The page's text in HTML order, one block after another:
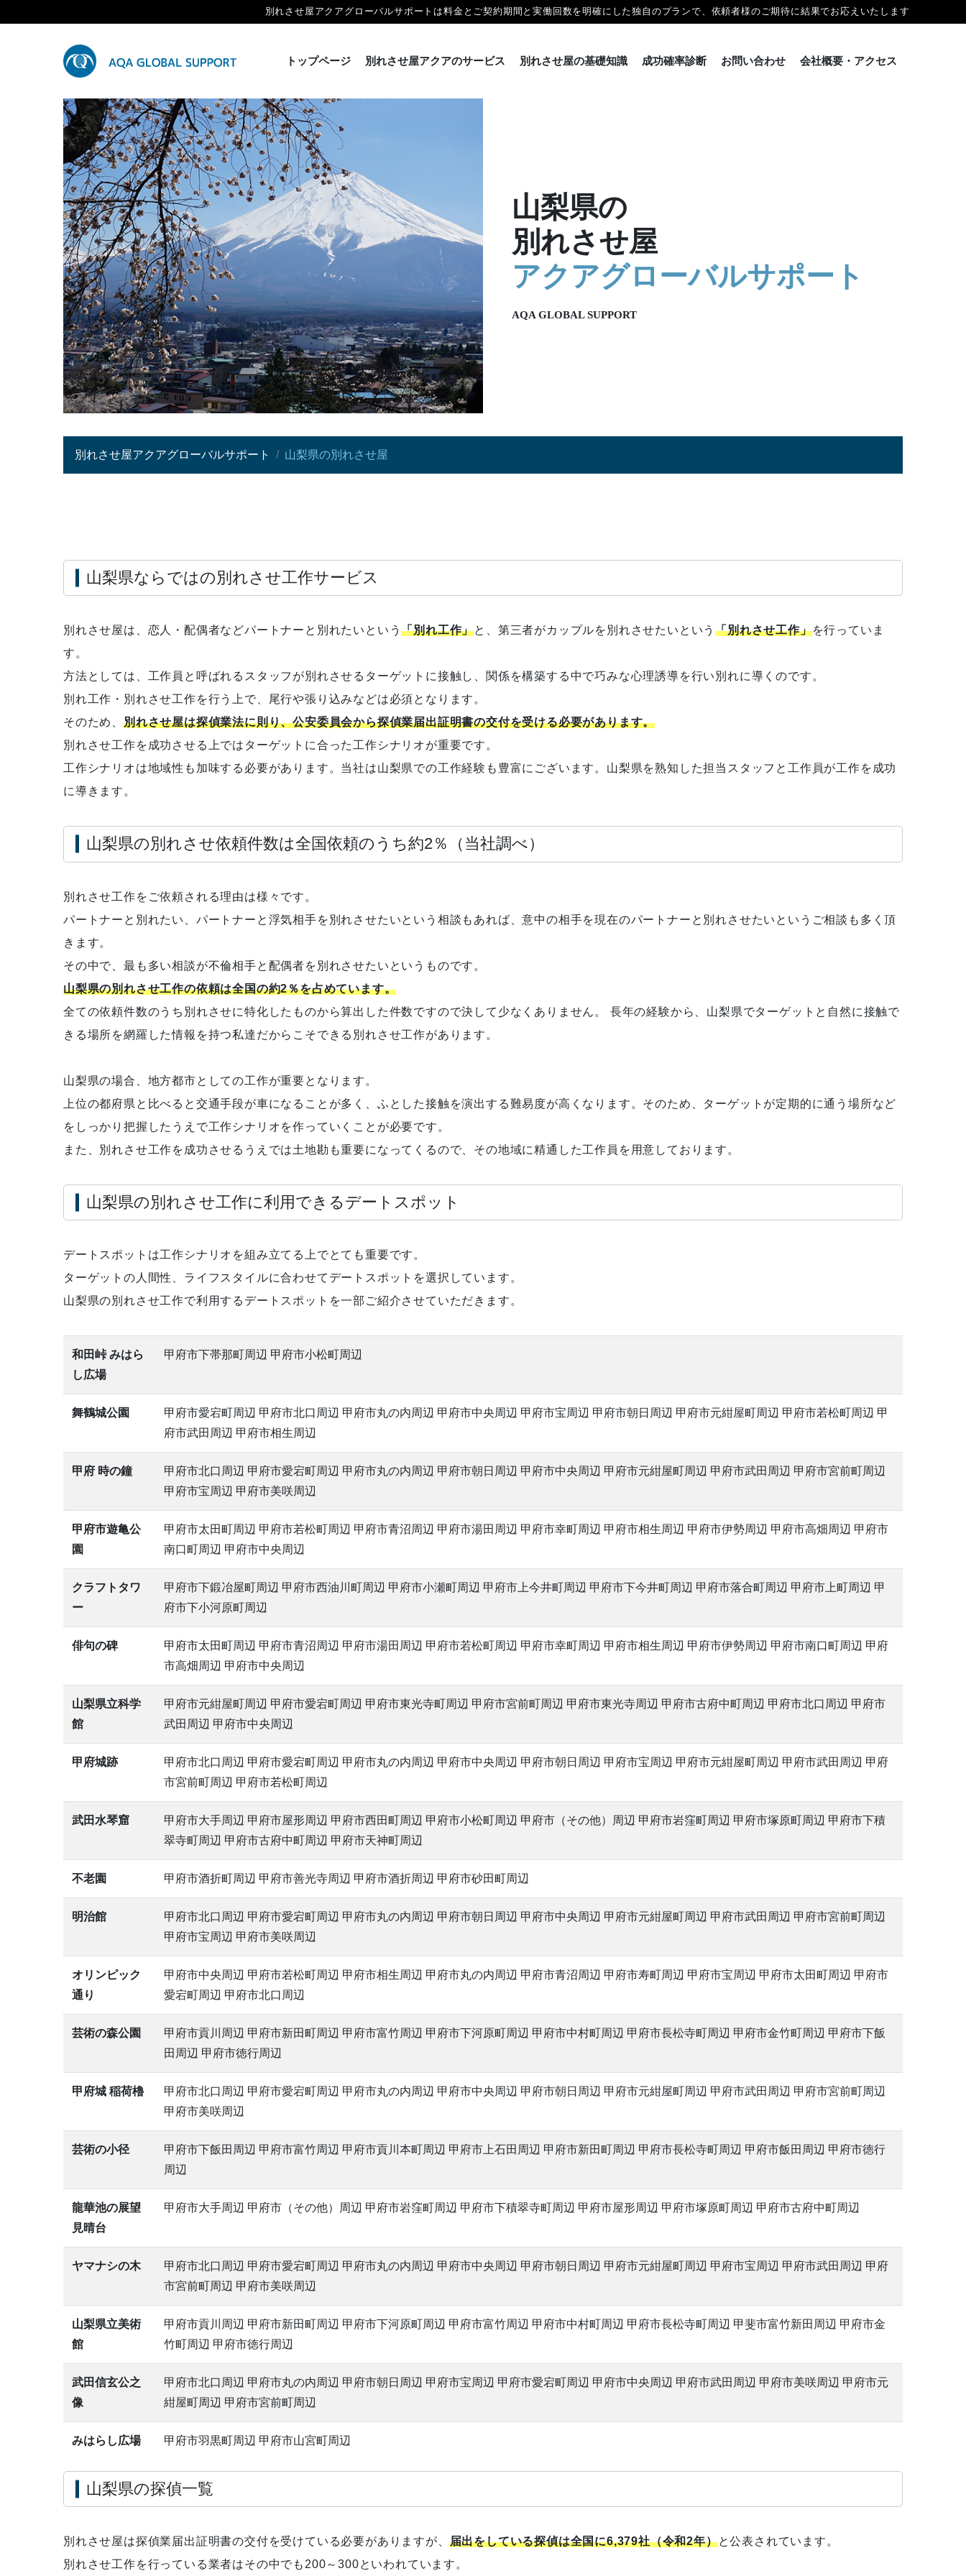
別れさせ屋アクアグローバルサポートは料金とご契約期間と実働回数を明確にした独自のプランで、依頼者様のご期待に結果でお応えいたします
トップページ 別れさせ屋アクアのサービス 別れさせ屋の基礎知識 成功確率診断 お問い合わせ 会社概要・アクセス
山梨県の
別れさせ屋
アクアグローバルサポート
AQA GLOBAL SUPPORT
別れさせ屋アクアグローバルサポート 山梨県の別れさせ屋
山梨県ならではの別れさせ工作サービス
別れさせ屋は、恋人・配偶者などパートナーと別れたいという「別れ工作」と、第三者がカップルを別れさせたいという「別れさせ工作」を行っていま
す。
方法としては、工作員と呼ばれるスタッフが別れさせるターゲットに接触し、関係を構築する中で巧みな心理誘導を行い別れに導くのです。
別れ工作・別れさせ工作を行う上で、尾行や張り込みなどは必須となります。
そのため、 別れさせ屋は探偵業法に則り、公安委員会から探偵業届出証明書の交付を受ける必要があります。
別れさせ工作を成功させる上ではターゲットに合った工作シナリオが重要です。
工作シナリオは地域性も加味する必要があります。当社は山梨県での工作経験も豊富にございます。山梨県を熟知した担当スタッフと工作員が工作を成功
に導きます。
山梨県の別れさせ依頼件数は全国依頼のうち約2％（当社調べ）
別れさせ工作をご依頼される理由は様々です。
パートナーと別れたい、パートナーと浮気相手を別れさせたいという相談もあれば、意中の相手を現在のパートナーと別れさせたいというご相談も多く頂
きます。
その中で、最も多い相談が不倫相手と配偶者を別れさせたいというものです。
山梨県の別れさせ工作の依頼は全国の約2％を占めています。
全ての依頼件数のうち別れさせに特化したものから算出した件数ですので決して少なくありません。 長年の経験から、山梨県でターゲットと自然に接触で
きる場所を網羅した情報を持つ私達だからこそできる別れさせ工作があります。
山梨県の場合、地方都市としての工作が重要となります。
上位の都府県と比べると交通手段が車になることが多く、ふとした接触を演出する難易度が高くなります。そのため、ターゲットが定期的に通う場所など
をしっかり把握したうえで工作シナリオを作っていくことが必要です。
また、別れさせ工作を成功させるうえでは土地勘も重要になってくるので、その地域に精通した工作員を用意しております。
山梨県の別れさせ工作に利用できるデートスポット
デートスポットは工作シナリオを組み立てる上でとても重要です。
ターゲットの人間性、ライフスタイルに合わせてデートスポットを選択しています。
山梨県の別れさせ工作で利用するデートスポットを一部ご紹介させていただきます。
和田峠 みはら
し広場
甲府市下帯那町周辺 甲府市小松町周辺
舞鶴城公園
甲府市愛宕町周辺 甲府市北口周辺 甲府市丸の内周辺 甲府市中央周辺 甲府市宝周辺 甲府市朝日周辺 甲府市元紺屋町周辺 甲府市若松町周辺 甲
府市武田周辺 甲府市相生周辺
甲府 時の鐘
甲府市北口周辺 甲府市愛宕町周辺 甲府市丸の内周辺 甲府市朝日周辺 甲府市中央周辺 甲府市元紺屋町周辺 甲府市武田周辺 甲府市宮前町周辺
甲府市宝周辺 甲府市美咲周辺
甲府市遊亀公
園
甲府市太田町周辺 甲府市若松町周辺 甲府市青沼周辺 甲府市湯田周辺 甲府市幸町周辺 甲府市相生周辺 甲府市伊勢周辺 甲府市高畑周辺 甲府市
南口町周辺 甲府市中央周辺
クラフトタワ
ー
甲府市下鍛冶屋町周辺 甲府市西油川町周辺 甲府市小瀬町周辺 甲府市上今井町周辺 甲府市下今井町周辺 甲府市落合町周辺 甲府市上町周辺 甲
府市下小河原町周辺
俳句の碑
甲府市太田町周辺 甲府市青沼周辺 甲府市湯田周辺 甲府市若松町周辺 甲府市幸町周辺 甲府市相生周辺 甲府市伊勢周辺 甲府市南口町周辺 甲府
市高畑周辺 甲府市中央周辺
山梨県立科学
館
甲府市元紺屋町周辺 甲府市愛宕町周辺 甲府市東光寺町周辺 甲府市宮前町周辺 甲府市東光寺周辺 甲府市古府中町周辺 甲府市北口周辺 甲府市
武田周辺 甲府市中央周辺
甲府城跡
甲府市北口周辺 甲府市愛宕町周辺 甲府市丸の内周辺 甲府市中央周辺 甲府市朝日周辺 甲府市宝周辺 甲府市元紺屋町周辺 甲府市武田周辺 甲府
市宮前町周辺 甲府市若松町周辺
武田水琴窟
甲府市大手周辺 甲府市屋形周辺 甲府市西田町周辺 甲府市小松町周辺 甲府市（その他）周辺 甲府市岩窪町周辺 甲府市塚原町周辺 甲府市下積
翠寺町周辺 甲府市古府中町周辺 甲府市天神町周辺
不老園 甲府市酒折町周辺 甲府市善光寺周辺 甲府市酒折周辺 甲府市砂田町周辺
明治館
甲府市北口周辺 甲府市愛宕町周辺 甲府市丸の内周辺 甲府市朝日周辺 甲府市中央周辺 甲府市元紺屋町周辺 甲府市武田周辺 甲府市宮前町周辺
甲府市宝周辺 甲府市美咲周辺
オリンピック
通り
甲府市中央周辺 甲府市若松町周辺 甲府市相生周辺 甲府市丸の内周辺 甲府市青沼周辺 甲府市寿町周辺 甲府市宝周辺 甲府市太田町周辺 甲府市
愛宕町周辺 甲府市北口周辺
芸術の森公園
甲府市貢川周辺 甲府市新田町周辺 甲府市富竹周辺 甲府市下河原町周辺 甲府市中村町周辺 甲府市長松寺町周辺 甲府市金竹町周辺 甲府市下飯
田周辺 甲府市徳行周辺
甲府城 稲荷櫓
甲府市北口周辺 甲府市愛宕町周辺 甲府市丸の内周辺 甲府市中央周辺 甲府市朝日周辺 甲府市元紺屋町周辺 甲府市武田周辺 甲府市宮前町周辺
甲府市美咲周辺
芸術の小径
甲府市下飯田周辺 甲府市富竹周辺 甲府市貢川本町周辺 甲府市上石田周辺 甲府市新田町周辺 甲府市長松寺町周辺 甲府市飯田周辺 甲府市徳行
周辺
龍華池の展望
見晴台
甲府市大手周辺 甲府市（その他）周辺 甲府市岩窪町周辺 甲府市下積翠寺町周辺 甲府市屋形周辺 甲府市塚原町周辺 甲府市古府中町周辺
ヤマナシの木
甲府市北口周辺 甲府市愛宕町周辺 甲府市丸の内周辺 甲府市中央周辺 甲府市朝日周辺 甲府市元紺屋町周辺 甲府市宝周辺 甲府市武田周辺 甲府
市宮前町周辺 甲府市美咲周辺
山梨県立美術
館
甲府市貢川周辺 甲府市新田町周辺 甲府市下河原町周辺 甲府市富竹周辺 甲府市中村町周辺 甲府市長松寺町周辺 甲斐市富竹新田周辺 甲府市金
竹町周辺 甲府市徳行周辺
武田信玄公之
像
甲府市北口周辺 甲府市丸の内周辺 甲府市朝日周辺 甲府市宝周辺 甲府市愛宕町周辺 甲府市中央周辺 甲府市武田周辺 甲府市美咲周辺 甲府市元
紺屋町周辺 甲府市宮前町周辺
みはらし広場 甲府市羽黒町周辺 甲府市山宮町周辺
山梨県の探偵一覧
別れさせ屋は探偵業届出証明書の交付を受けている必要がありますが、 届出をしている探偵は全国に6,379社（令和2年）と公表されています。
別れさせ工作を行っている業者はその中でも200～300といわれています。